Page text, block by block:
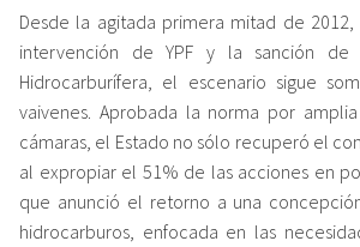
Desde la agitada primera mitad de
intervención de YPF y la sanción de
Hidrocarburífera, el escenario sigue
vaivenes. Aprobada la norma por
cámaras, el Estado no sólo recuperó el
al expropiar el 51% de las acciones en
que anunció el retorno a una
hidrocarburos, enfocada en las